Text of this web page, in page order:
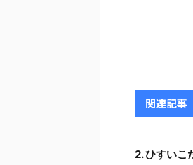
関連記事
2. ひすいこ